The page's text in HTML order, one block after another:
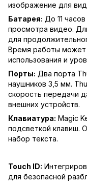
изображение для
Батарея: До 11
просмотра видео.
для
Время работы может
использования и
Порты: Два порта
наушников 3,5 мм.
скорость передачи
внешних устройств.
Клавиатура: Magic
подсветкой клавиш.
набор текста.
Touch ID:
для безопасной